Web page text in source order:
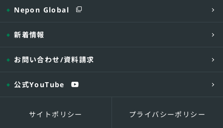
Nepon Global
新着情報
お問い合わせ/資料請求
公式YouTube
サイトポリシー プライバシーポリシー